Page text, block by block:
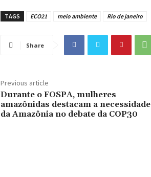
TAGS ECO21 meio ambiente Rio de janeiro
Share
Previous article
Durante o FOSPA, mulheres
amazônidas destacam a necessidade
da Amazônia no debate da COP30